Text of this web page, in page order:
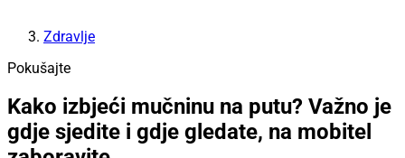
Zdravlje
Pokušajte
Kako izbjeći mučninu na putu? Važno je
gdje sjedite i gdje gledate, na mobitel